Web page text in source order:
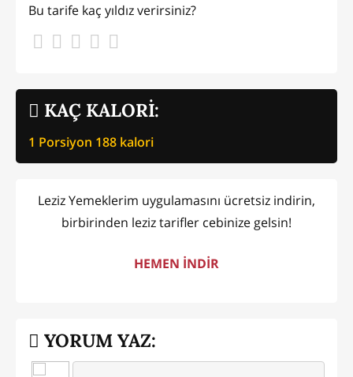
KAÇ KALORİ:
1 Porsiyon 188 kalori
Bu tarife kaç yıldız verirsiniz?
Leziz Yemeklerim uygulamasını ücretsiz indirin,
birbirinden leziz tarifler cebinize gelsin!
HEMEN İNDİR
YORUM YAZ: